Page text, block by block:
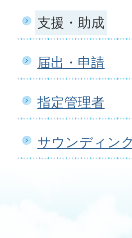
支援・助成
届出・申請
指定管理者
サウンディン